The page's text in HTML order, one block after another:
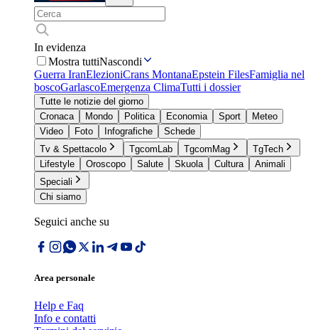
In evidenza
Mostra tuttiNascondi
Guerra IranElezioniCrans MontanaEpstein FilesFamiglia nel
boscoGarlascoEmergenza ClimaTutti i dossier
Tutte le notizie del giorno
Cronaca
Mondo Politica Economia Sport
Meteo
Video
Foto Infografiche
Schede
Tv & Spettacolo
TgcomLab TgcomMag
TgTech
Lifestyle
Oroscopo Salute Skuola Cultura
Animali
Speciali
Chi siamo
Seguici anche su
Area personale
Help e Faq
Info e contatti